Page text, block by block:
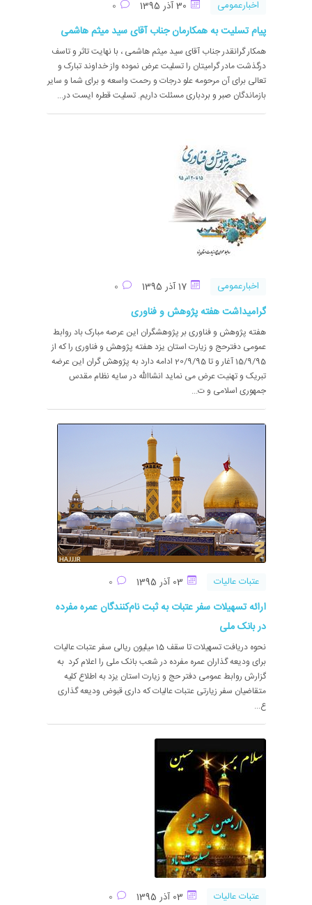
اخبارعمومی
پیام تسلیت به همکارمان جناب آقای سید میثم هاشمی
همکار گرانقدر جناب آقای سید میثم هاشمی ، با نهایت تاثر و تاسف
درگذشت مادر گرامیتان را تسلیت عرض نموده واز خداوند تبارک و
تعالی برای آن مرحومه علو درجات و رحمت واسعه و برای شما و سایر
بازماندگان صبر و بردباری مسئلت داریم. تسلیت قطره ایست در...
اخبارعمومی 17 آذر 1395
گرامیداشت هفته پژوهش و فناوری
هفته پژوهش و فناوری بر پژوهشگران این عرصه مبارک باد روابط
عمومی دفترحج و زیارت استان یزد هفته پژوهش و فناوری را که از
15/9/95 آغار و تا 20/9/95 ادامه دارد به پژوهش گران این عرضه
تبریک و تهنیت عرض می نماید انشاالله در سایه نظام مقدس
جمهوری اسلامی و ت...
عتبات عالیات
ارائه تسهیلات سفر عتبات به ثبت نام‌کنندگان عمره مفرده
در بانک ملی
نحوه دریافت تسهیلات تا سقف 15 میلیون ریالی سفر عتبات عالیات
برای ودیعه گذاران عمره مفرده در شعب بانک ملی را اعلام کرد به
گزارش روابط عمومی دفتر حج و زیارت استان یزد به اطلاع کلیه
متقاضیان سفر زیارتی عتبات عالیات که داری قبوض ودیعه گذاری
ع...
عتبات عالیات